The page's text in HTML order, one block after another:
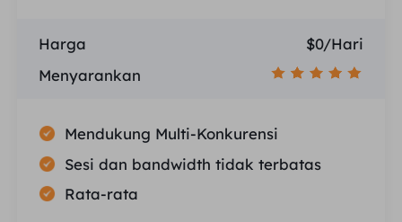
Harga
$0/Hari
Menyarankan
Mendukung Multi-Konkurensi
Sesi dan bandwidth tidak terbatas
Rata-rata